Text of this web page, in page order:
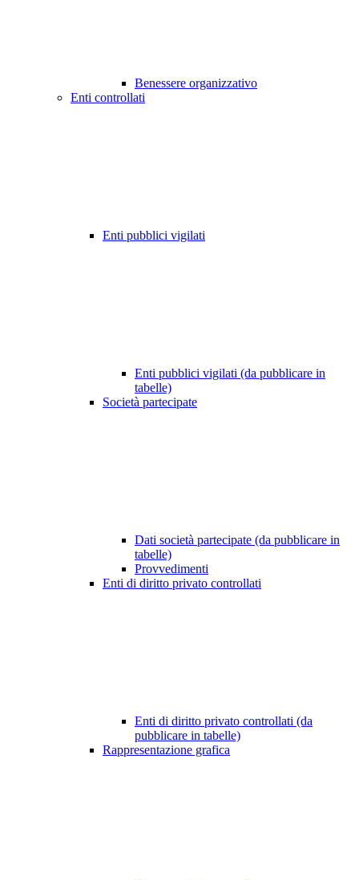
Benessere organizzativo
Enti controllati
Enti pubblici vigilati
Enti pubblici vigilati (da pubblicare in
tabelle)
Società partecipate
Dati società partecipate (da pubblicare in
tabelle)
Provvedimenti
Enti di diritto privato controllati
Enti di diritto privato controllati (da
pubblicare in tabelle)
Rappresentazione grafica